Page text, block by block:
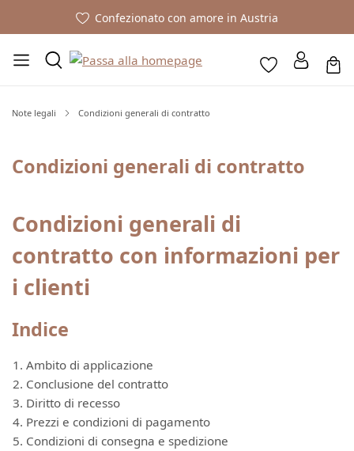
Confezionato con amore in Austria
Note legali Condizioni generali di contratto
Condizioni generali di contratto
Condizioni generali di
contratto con informazioni per
i clienti
Indice
Ambito di applicazione
Conclusione del contratto
Diritto di recesso
Prezzi e condizioni di pagamento
Condizioni di consegna e spedizione